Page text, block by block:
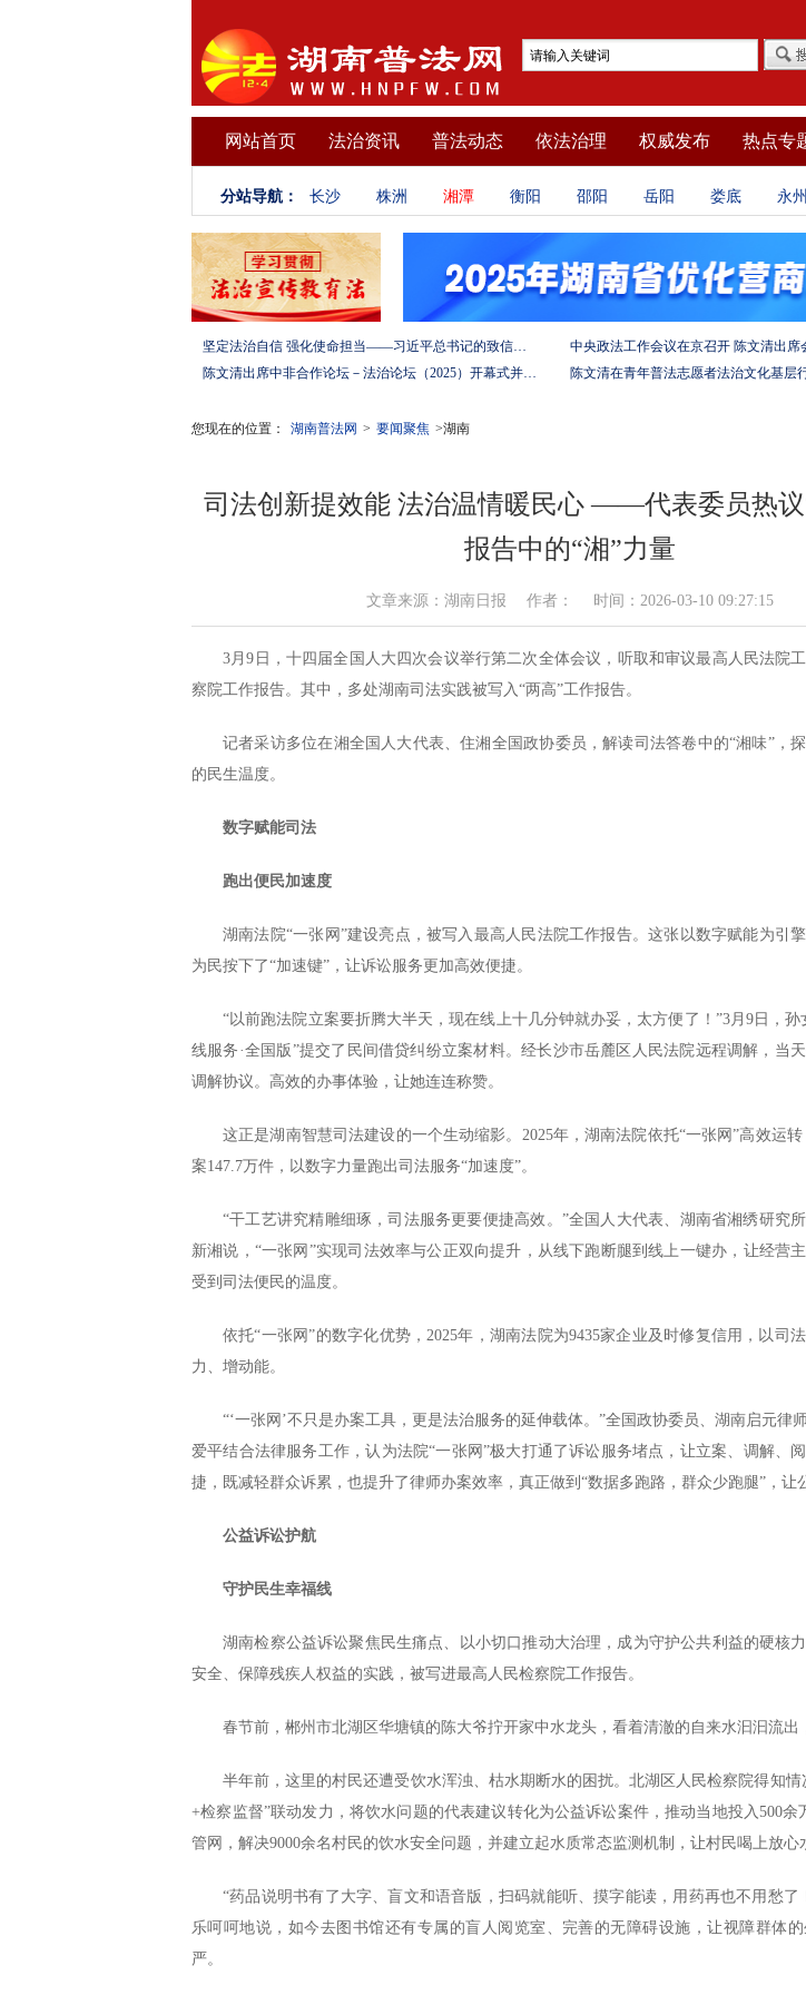
网站首页 法治资讯 普法动态 依法治理 权威发布 热点专
分站导航： 长沙 株洲 湘潭 衡阳 邵阳 岳阳 娄底 永州
坚定法治自信 强化使命担当——习近平总书记的致信激励法学法律工作者投身全面依法治国伟大实践 中央政法工作会议在京召开 陈文清出席
陈文清出席中非合作论坛－法治论坛（2025）开幕式并在湖南调研
您现在的位置： 湖南普法网 > 要闻聚焦 >湖南
司法创新提效能 法治温情暖民心 ——代表委员热议
报告中的“湘”力量
文章来源：湖南日报 作者： 时间：2026-03-10 09:27:15
3月9日，十四届全国人大四次会议举行第二次全体会议，听取和审议最高人民法院
察院工作报告。其中，多处湖南司法实践被写入“两高”工作报告。
记者采访多位在湘全国人大代表、住湘全国政协委员，解读司法答卷中的“湘味”，
的民生温度。
数字赋能司法
跑出便民加速度
湖南法院“一张网”建设亮点，被写入最高人民法院工作报告。这张以数字赋能为引
为民按下了“加速键”，让诉讼服务更加高效便捷。
“以前跑法院立案要折腾大半天，现在线上十几分钟就办妥，太方便了！”3月9日，
线服务·全国版”提交了民间借贷纠纷立案材料。经长沙市岳麓区人民法院远程调解，当
调解协议。高效的办事体验，让她连连称赞。
这正是湖南智慧司法建设的一个生动缩影。2025年，湖南法院依托“一张网”高效运
案147.7万件，以数字力量跑出司法服务“加速度”。
“干工艺讲究精雕细琢，司法服务更要便捷高效。”全国人大代表、湖南省湘绣研究
新湘说，“一张网”实现司法效率与公正双向提升，从线下跑断腿到线上一键办，让经营
受到司法便民的温度。
依托“一张网”的数字化优势，2025年，湖南法院为9435家企业及时修复信用，以司
力、增动能。
“‘一张网’不只是办案工具，更是法治服务的延伸载体。”全国政协委员、湖南启元律
爱平结合法律服务工作，认为法院“一张网”极大打通了诉讼服务堵点，让立案、调解、
捷，既减轻群众诉累，也提升了律师办案效率，真正做到“数据多跑路，群众少跑腿”，让
公益诉讼护航
守护民生幸福线
湖南检察公益诉讼聚焦民生痛点、以小切口推动大治理，成为守护公共利益的硬核
安全、保障残疾人权益的实践，被写进最高人民检察院工作报告。
春节前，郴州市北湖区华塘镇的陈大爷拧开家中水龙头，看着清澈的自来水汩汩流出
半年前，这里的村民还遭受饮水浑浊、枯水期断水的困扰。北湖区人民检察院得知情
+检察监督”联动发力，将饮水问题的代表建议转化为公益诉讼案件，推动当地投入500余
管网，解决9000余名村民的饮水安全问题，并建立起水质常态监测机制，让村民喝上放心
“药品说明书有了大字、盲文和语音版，扫码就能听、摸字能读，用药再也不用愁了
乐呵呵地说，如今去图书馆还有专属的盲人阅览室、完善的无障碍设施，让视障群体
严。